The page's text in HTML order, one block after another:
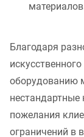
Благодаря
оборудованию
нестандартные
пожелания
ограничений в